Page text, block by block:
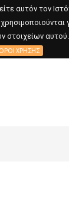
αυτόν τον
στοιχείων αυτού.
ΌΡΟΙ ΧΡΉΣΗΣ